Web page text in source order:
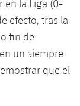
en la Liga (0-
efecto, tras la
fin de
un siempre
que el